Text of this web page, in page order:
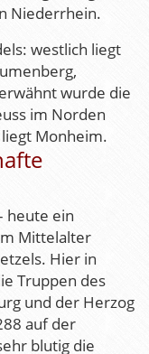
Niederrhein.
westlich liegt
wurde die
im Norden
Monheim.
heute ein
Mittelalter
Hier in
Truppen des
und der Herzog
auf der
blutig die